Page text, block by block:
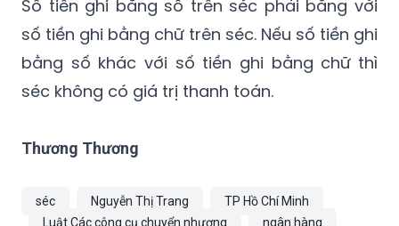
bằng số khác với số tiền ghi bằng chữ thì
séc không có giá trị thanh toán.
Thương Thương
séc Nguyễn Thị Trang